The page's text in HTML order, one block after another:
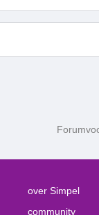
over Simpel
community